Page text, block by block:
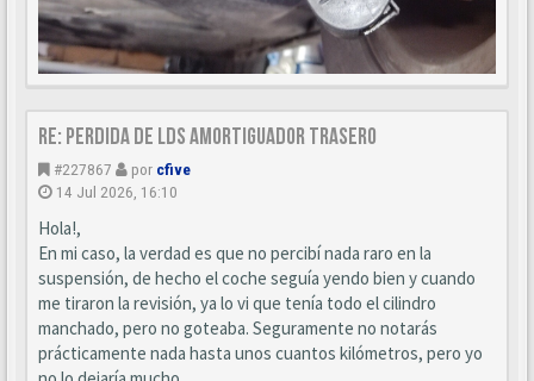
Re: Perdida de LDS amortiguador trasero
#227867 por cfive
14 Jul 2026, 16:10
Hola!,
En mi caso, la verdad es que no percibí nada raro en la
suspensión, de hecho el coche seguía yendo bien y cuando
me tiraron la revisión, ya lo vi que tenía todo el cilindro
manchado, pero no goteaba. Seguramente no notarás
prácticamente nada hasta unos cuantos kilómetros, pero yo